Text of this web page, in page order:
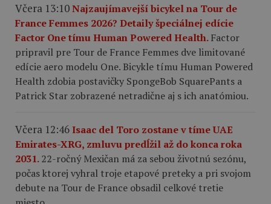
Včera 13:10Najzaujímavejší bicykel na Tour de
France Femmes 2026? Detaily špeciálnej edície
Factor One tímu Human Powered Health.Factor
pripravil pre Tour de France Femmes dve limitované
edície aero modelu One. Bicykle tímu Human Powered
Health zdobia postavičky SpongeBob SquarePants a
Patrick Star zobrazené netradične aj s ich anatómiou.
Včera 12:46Isaac del Toro zostane v tíme UAE
Emirates-XRG, zmluvu predĺžil až do konca roka
2031.22-ročný Mexičan má za sebou životnú sezónu,
počas ktorej vyhral troje etapové preteky a pri svojom
debute na Tour de France obsadil celkové tretie